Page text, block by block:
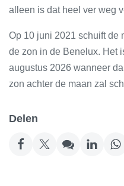
alleen is dat heel ver weg
Op 10 juni 2021 schuift de
de zon in de Benelux. Het
augustus 2026 wanneer
zon achter de maan zal
Delen